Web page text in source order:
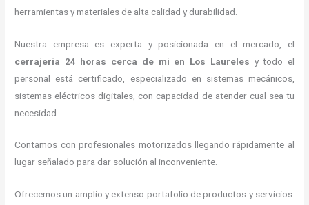
herramientas y materiales de alta calidad y durabilidad.
Nuestra empresa es experta y posicionada en el mercado, el
cerrajería 24 horas cerca de mi en Los Laureles y todo el
personal está certificado, especializado en sistemas mecánicos,
sistemas eléctricos digitales, con capacidad de atender cual sea tu
necesidad.
Contamos con profesionales motorizados llegando rápidamente al
lugar señalado para dar solución al inconveniente.
Ofrecemos un amplio y extenso portafolio de productos y servicios.